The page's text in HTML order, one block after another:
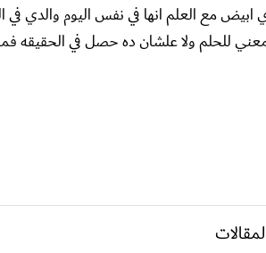
مع العلم انها في نفس اليوم والدي في
للحلم ولا علشان ده حصل في الحقيقه